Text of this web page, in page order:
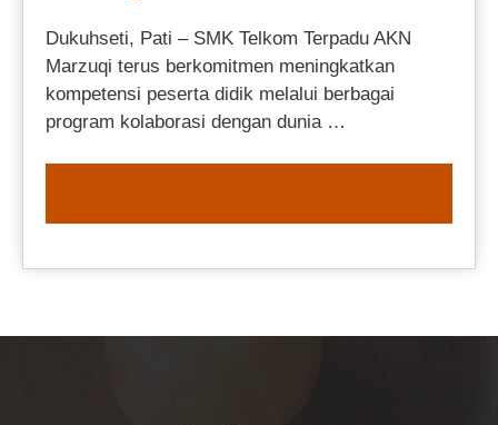
Dukuhseti, Pati – SMK Telkom Terpadu AKN
Marzuqi terus berkomitmen meningkatkan
kompetensi peserta didik melalui berbagai
program kolaborasi dengan dunia …